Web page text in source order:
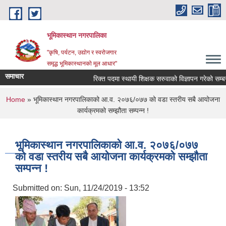
Skip to main content
भूमिकास्थान नगरपालिका
"कृषि, पर्यटन, उद्योग र स्वरोजगार
समृद्ध भूमिकास्थानको मूल आधार"
समाचार रिक्त पदमा स्थायी शिक्षक सरुवाको विज्ञापन गरेको
You are here
Home » भूमिकास्थान नगरपालिकाको आ.व. २०७६/०७७ को वडा स्तरीय सबै आयोजना
कार्यक्रमको सम्झौता सम्पन्न !
भूमिकास्थान नगरपालिकाको आ.व. २०७६/०७७
को वडा स्तरीय सबै आयोजना कार्यक्रमको सम्झौता
सम्पन्न !
Submitted on: Sun, 11/24/2019 - 13:52